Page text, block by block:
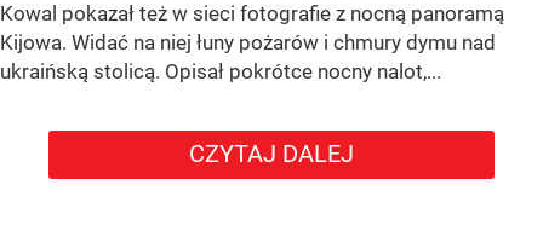
Kowal pokazał też w sieci fotografie z nocną panoramą
Kijowa. Widać na niej łuny pożarów i chmury dymu nad
ukraińską stolicą. Opisał pokrótce nocny nalot,...
CZYTAJ DALEJ